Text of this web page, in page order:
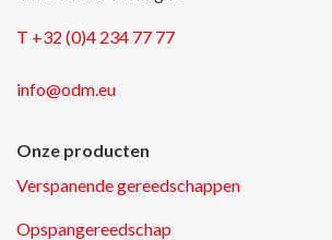
T +32 (0)4 234 77 77
info@odm.eu
Onze producten
Verspanende gereedschappen
Opspangereedschap